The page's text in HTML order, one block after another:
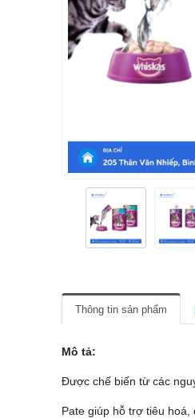
Thông tin sản phẩm
Mô tả:
Được chế biến từ các
Pate giúp hỗ trợ tiêu hoá,